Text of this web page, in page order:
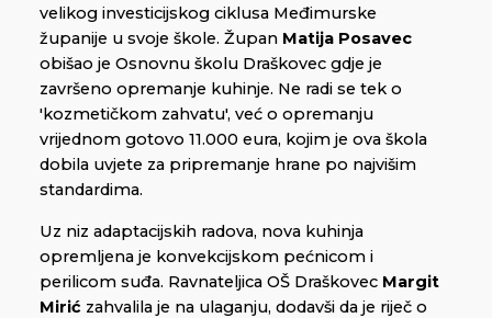
velikog investicijskog ciklusa Međimurske
županije u svoje škole. Župan Matija Posavec
obišao je Osnovnu školu Draškovec gdje je
završeno opremanje kuhinje. Ne radi se tek o
'kozmetičkom zahvatu', već o opremanju
vrijednom gotovo 11.000 eura, kojim je ova škola
dobila uvjete za pripremanje hrane po najvišim
standardima.
Uz niz adaptacijskih radova, nova kuhinja
opremljena je konvekcijskom pećnicom i
perilicom suđa. Ravnateljica OŠ Draškovec Margit
Mirić zahvalila je na ulaganju, dodavši da je riječ o